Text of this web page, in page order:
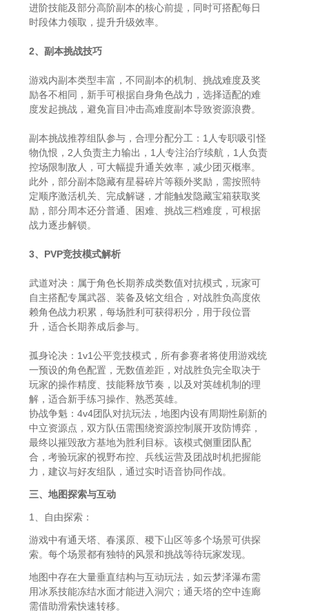
进阶技能及部分高阶副本的核心前提，同时可搭配每日
时段体力领取，提升升级效率。
2、副本挑战技巧
游戏内副本类型丰富，不同副本的机制、挑战难度及奖
励各不相同，新手可根据自身角色战力，选择适配的难
度发起挑战，避免盲目冲击高难度副本导致资源浪费。
副本挑战推荐组队参与，合理分配分工：1人专职吸引怪
物仇恨，2人负责主力输出，1人专注治疗续航，1人负责
控场限制敌人，可大幅提升通关效率，减少团灭概率。
此外，部分副本隐藏有星晷碎片等额外奖励，需按照特
定顺序激活机关、完成解谜，才能触发隐藏宝箱获取奖
励，部分周本还分普通、困难、挑战三档难度，可根据
战力逐步解锁。
3、PVP竞技模式解析
武道对决：属于角色长期养成类数值对抗模式，玩家可
自主搭配专属武器、装备及铭文组合，对战胜负高度依
赖角色战力积累，每场胜利可获得积分，用于段位晋
升，适合长期养成后参与。
孤身论决：1v1公平竞技模式，所有参赛者将使用游戏统
一预设的角色配置，无数值差距，对战胜负完全取决于
玩家的操作精度、技能释放节奏，以及对英雄机制的理
解，适合新手练习操作、熟悉英雄。
协战争魁：4v4团队对抗玩法，地图内设有周期性刷新的
中立资源点，双方队伍需围绕资源控制展开攻防博弈，
最终以摧毁敌方基地为胜利目标。该模式侧重团队配
合，考验玩家的视野布控、兵线运营及团战时机把握能
力，建议与好友组队，通过实时语音协同作战。
三、地图探索与互动
1、自由探索：
游戏中有通天塔、春溪原、稷下山区等多个场景可供探
索。每个场景都有独特的风景和挑战等待玩家发现。
地图中存在大量垂直结构与互动玩法，如云梦泽瀑布需
用冰系技能冻结水面才能进入洞穴；通天塔的空中连廊
需借助滑索快速转移。